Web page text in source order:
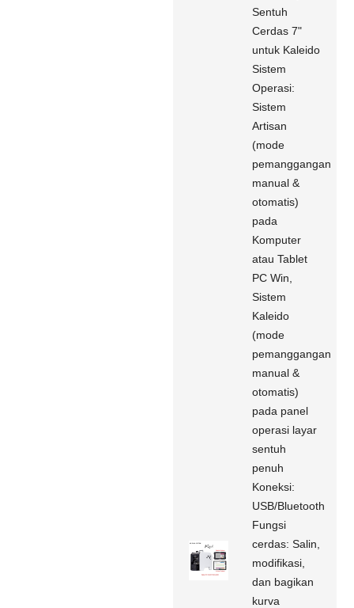
Sentuh
Cerdas 7"
untuk Kaleido
Sistem
Operasi:
Sistem
Artisan
(mode
pemanggangan
manual &
otomatis)
pada
Komputer
atau Tablet
PC Win,
Sistem
Kaleido
(mode
pemanggangan
manual &
otomatis)
pada panel
operasi layar
sentuh
penuh
Koneksi:
USB/Bluetooth
Fungsi
cerdas: Salin,
modifikasi,
dan bagikan
kurva